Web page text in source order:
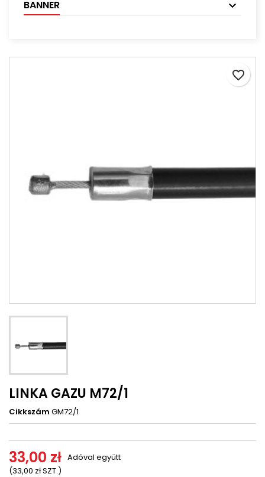
BANNER
favorite_border
LINKA GAZU M72/1
Cikkszám GM72/1
33,00 zł
(33,00 zł SZT.)
Adóval együtt